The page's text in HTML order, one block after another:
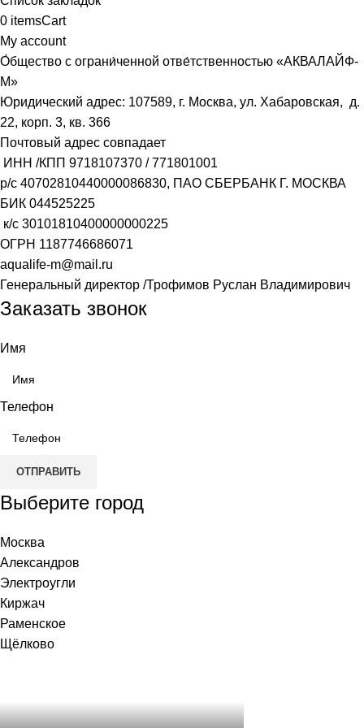
0 itemsCart
My account
О́бщество с ограни́ченной отве́тственностью «АКВАЛАЙФ-
М»
Юридический адрес: 107589, г. Москва, ул. Хабаровская, д.
22, корп. 3, кв. 366
Почтовый адрес совпадает
ИНН /КПП 9718107370 /771801001
р/с 40702810440000086830, ПАО СБЕРБАНК Г. МОСКВА
БИК 044525225
к/с 30101810400000000225
ОГРН 1187746686071
aqualife-m@mail.ru
Генеральный директор /Трофимов Руслан Владимирович
Заказать звонок
Имя
Телефон
ОТПРАВИТЬ
Выберите город
Москва
Александров
Электроугли
Киржач
Раменское
Щёлково